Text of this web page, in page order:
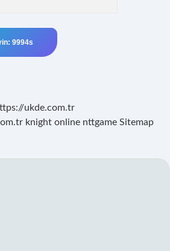
ukde.com.tr
knight online nttgame Sitemap